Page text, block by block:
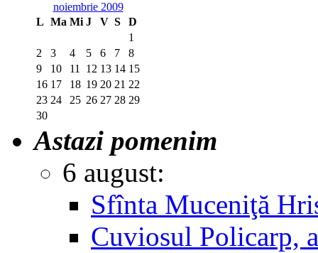
noiembrie 2009
L Ma Mi J V S
D
1
2
3 4 5 6 7
8
9
10 11 12 13 14 15
16 17 18 19 20 21 22
23 24 25 26 27 28 29
30
Astazi pomenim
6 august:
Sfînta Muceniţă
Cuviosul Policarp,